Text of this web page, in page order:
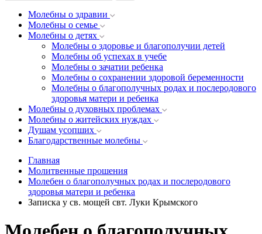
Молебны о здравии
Молебны о семье
Молебны о детях
Молебны о здоровье и благополучии детей
Молебны об успехах в учебе
Молебны о зачатии ребенка
Молебны о сохранении здоровой беременности
Молебны о благополучных родах и послеродового
здоровья матери и ребенка
Молебны о духовных проблемах
Молебны о житейских нуждах
Душам усопших
Благодарственные молебны
Главная
Молитвенные прошения
Молебен о благополучных родах и послеродового
здоровья матери и ребенка
Записка у св. мощей свт. Луки Крымского